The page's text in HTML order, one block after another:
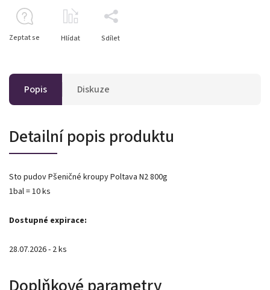
Zeptat se Hlídat Sdílet
Popis Diskuze
Detailní popis produktu
Sto pudov Pšeničné kroupy Poltava N2 800g
1bal = 10 ks
Dostupné expirace:
28.07.2026 - 2 ks